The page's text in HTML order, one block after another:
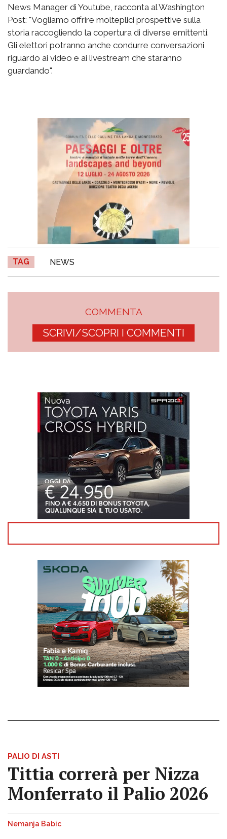
News Manager di Youtube, racconta al Washington
Post: "Vogliamo offrire molteplici prospettive sulla
storia raccogliendo la copertura di diverse emittenti.
Gli elettori potranno anche condurre conversazioni
riguardo ai video e ai livestream che staranno
guardando".
TAG NEWS
COMMENTA
SCRIVI/SCOPRI I COMMENTI
PALIO DI ASTI
Tittia correrà per Nizza
Monferrato il Palio 2026
Nemanja Babic